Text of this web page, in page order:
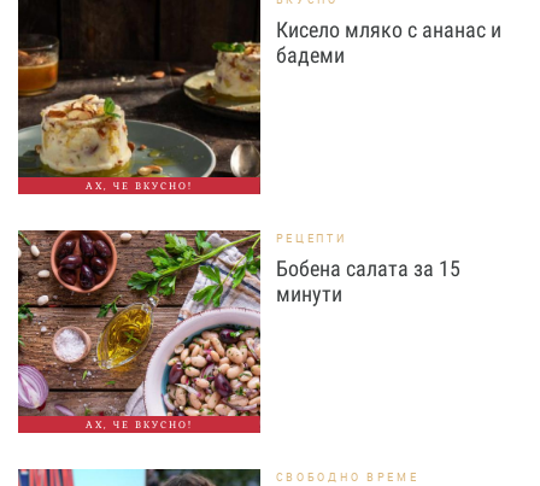
АХ, ЧЕ ВКУСНО!
Кисело мляко с ананас и
бадеми
АХ, ЧЕ ВКУСНО!
РЕЦЕПТИ
Бобена салата за 15
минути
СВОБОДНО ВРЕМЕ